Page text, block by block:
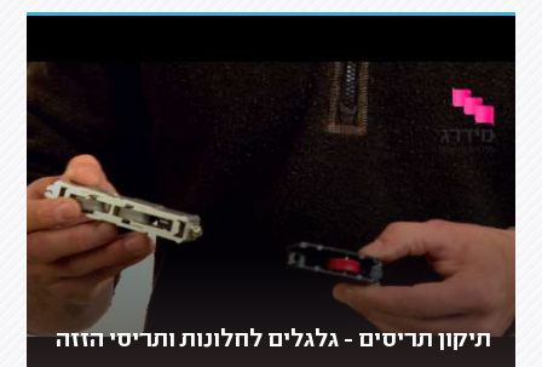
תיקון תריסים - גלגלים לחלונות ותריסי הזזה